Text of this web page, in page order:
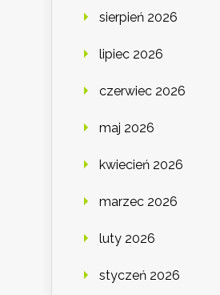
sierpień 2026
lipiec 2026
czerwiec 2026
maj 2026
kwiecień 2026
marzec 2026
luty 2026
styczeń 2026